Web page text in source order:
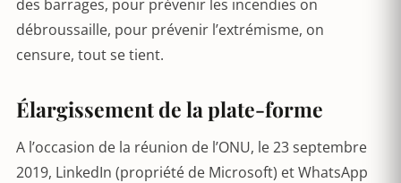
des barrages, pour prévenir les incendies on
débroussaille, pour prévenir l’extrémisme, on
censure, tout se tient.
Élargissement de la plate-forme
A l’occasion de la réunion de l’ONU, le 23 septembre
2019, LinkedIn (propriété de Microsoft) et WhatsApp